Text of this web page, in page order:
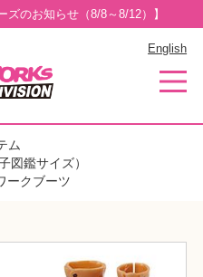
ズのお知らせ（8/8～8/12）】
English
ム
図鑑サイズ）
ークブーツ